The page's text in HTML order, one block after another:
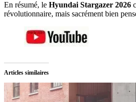
En résumé, le Hyundai Stargazer 2026
révolutionnaire, mais sacrément bien
Articles similaires